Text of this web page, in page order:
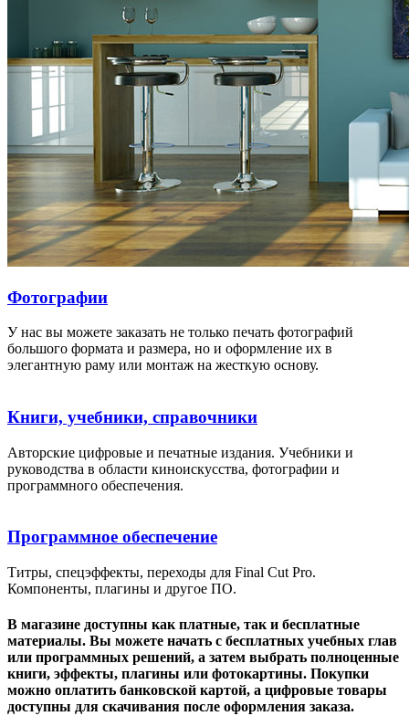
Фотографии
У нас вы можете заказать не только печать фотографий
большого формата и размера, но и оформление их в
элегантную раму или монтаж на жесткую основу.
Книги, учебники, справочники
Авторские цифровые и печатные издания. Учебники и
руководства в области киноискусства, фотографии и
программного обеспечения.
Программное обеспечение
Титры, спецэффекты, переходы для Final Cut Pro.
Компоненты, плагины и другое ПО.
В магазине доступны как платные, так и бесплатные
материалы. Вы можете начать с бесплатных учебных глав
или программных решений, а затем выбрать полноценные
книги, эффекты, плагины или фотокартины. Покупки
можно оплатить банковской картой, а цифровые товары
доступны для скачивания после оформления заказа.